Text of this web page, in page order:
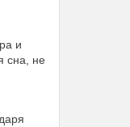
и
сна, не